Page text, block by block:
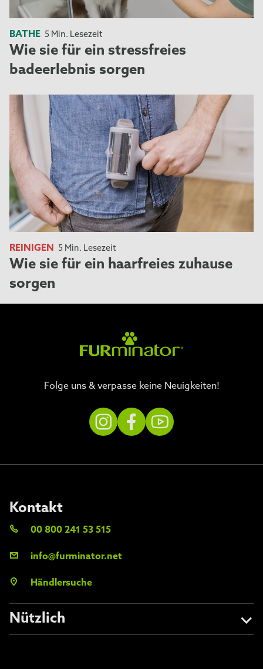
BATHE 5 Min. Lesezeit
Wie sie für ein stressfreies
badeerlebnis sorgen
REINIGEN 5 Min. Lesezeit
Wie sie für ein haarfreies zuhause
sorgen
Folge uns & verpasse keine Neuigkeiten!
Nützlich
Kontakt
00 800 241 53 515
info@furminator.net
Händlersuche